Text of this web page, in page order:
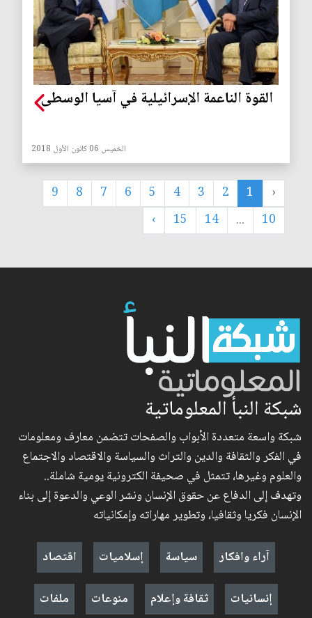
القوة الناعمة الإسرائيلية في آسيا الوسطى
الخميس 06 كانون الأول 2018
‹
1
2
3
4
5
6
7
8
9
10
...
14
15
›
شبكة النبأ المعلوماتية
شبكة واسعة متعددة الأبواب والصفحات تتضمن معارف ومعلومات
في الفكر والثقافة والدين والتراث والسياسة والاقتصاد والاجتماع
والعلوم وغيرها، تتمثل في صحيفة الكترونية يومية شاملة..
وتهدف إلى الدفاع عن حقوق الإنسان ونشر الوعي والدعوة إلى بناء
الإنسان فكريا وثقافيا، وتطوير مهاراته وإمكانياته
آراء وافكار
سياسة إسلاميات
اقتصاد
إنسانيات
ثقافة وإعلام منوعات ملفات